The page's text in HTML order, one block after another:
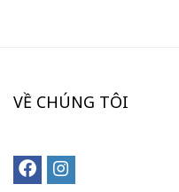
VỀ CHÚNG TÔI